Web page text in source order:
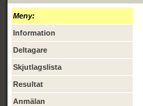
Meny:
Information
Deltagare
Skjutlagslista
Resultat
Anmälan